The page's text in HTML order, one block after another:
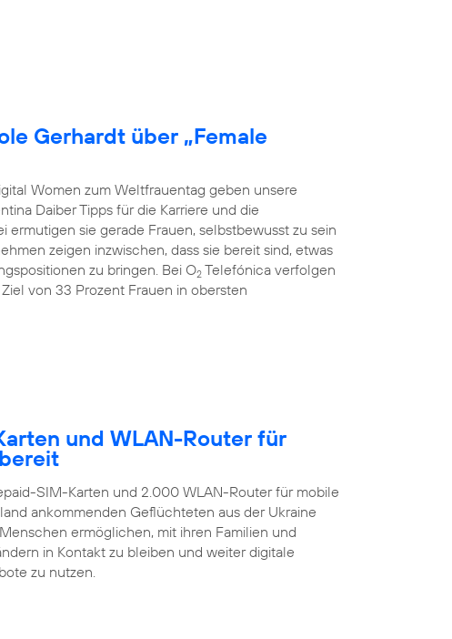
Gerhardt über „Female
Women zum Weltfrauentag geben unsere
Daiber Tipps für die Karriere und die
sie gerade Frauen, selbstbewusst zu sein
zeigen inzwischen, dass sie bereit sind, etwas
zu bringen. Bei O2 Telefónica verfolgen
von 33 Prozent Frauen in obersten
und WLAN-Router für
SIM-Karten und 2.000 WLAN-Router für mobile
ankommenden Geflüchteten aus der Ukraine
ermöglichen, mit ihren Familien und
in Kontakt zu bleiben und weiter digitale
zu nutzen.